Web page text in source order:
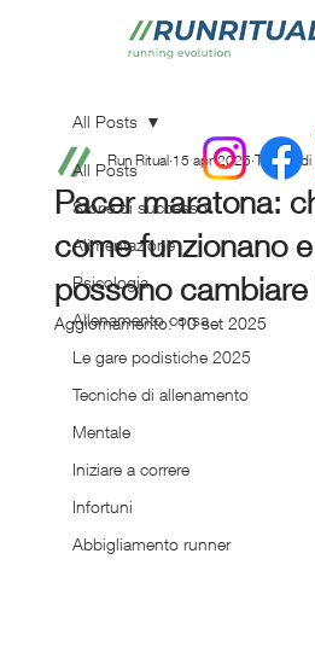
All Posts
Storie di successo
Alimentazione
Psicologia
Allenamento corsa
Le gare podistiche 2025
Tecniche di allenamento
Mentale
Iniziare a correre
Infortuni
Abbigliamento runner
All Posts
Pacer maratona:
come funzionano
possono
Run Ritual 15 apr 2025 Tempo
Aggiornamento:10 set 2025